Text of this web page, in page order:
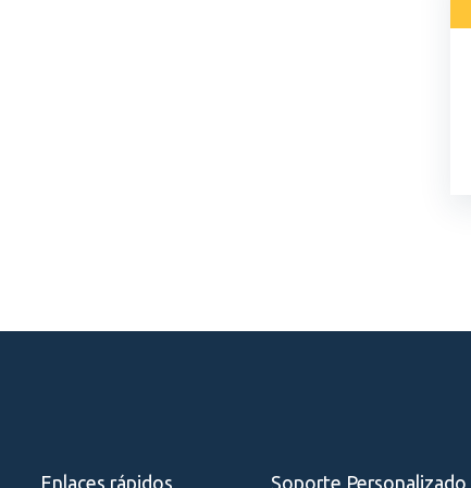
Enlaces rápidos Soporte Personalizado